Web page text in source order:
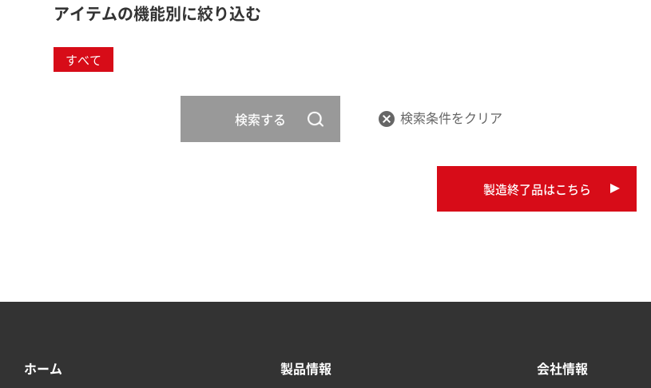
アイテムの機能別に絞り込む
すべて
検索する cancel 検索条件をクリア
製造終了品はこちら
ホーム 製品情報 会社情報